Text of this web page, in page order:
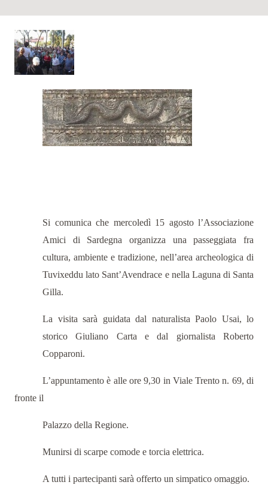
Si comunica che mercoledì 15 agosto l’Associazione
Amici di Sardegna organizza una passeggiata fra
cultura, ambiente e tradizione, nell’area archeologica di
Tuvixeddu lato Sant’Avendrace e nella Laguna di Santa
Gilla.
La visita sarà guidata dal naturalista Paolo Usai, lo
storico Giuliano Carta e dal giornalista Roberto
Copparoni.
L’appuntamento è alle ore 9,30 in Viale Trento n. 69, di
fronte il
Palazzo della Regione.
Munirsi di scarpe comode e torcia elettrica.
A tutti i partecipanti sarà offerto un simpatico omaggio.